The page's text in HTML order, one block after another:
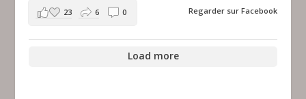
Regarder sur Facebook
23 6 0
Load more